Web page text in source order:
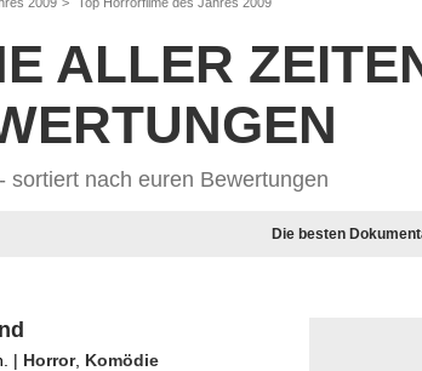
ALLER
sortiert nach euren Bewertungen
Die besten
| Horror, Komödie